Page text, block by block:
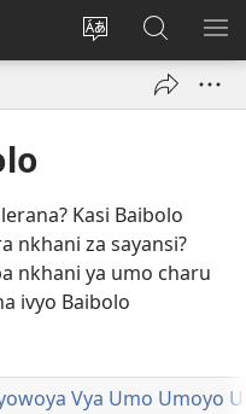
Sinthani
chiyowoyero
Njirani
(opens
Penjani
Vinthu
pa
Kasi Baibolo
nkhani za sayansi?
nkhani ya umo charu
ivyo Baibolo
Vya Umo Umoyo